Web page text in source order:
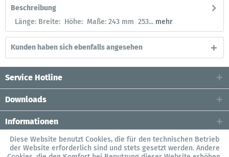
Beschreibung
Länge: Breite: Höhe: Maße: 243 mm 253... mehr
Kunden haben sich ebenfalls angesehen
Service Hotline
Downloads
Informationen
Diese Website benutzt Cookies, die für den technischen Betrieb
der Website erforderlich sind und stets gesetzt werden. Andere